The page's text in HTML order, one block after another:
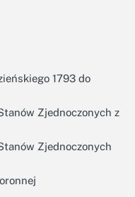
1793 do
Zjednoczonych z
Zjednoczonych